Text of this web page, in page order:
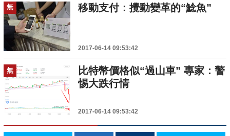
無 移動支付：攪動變革的“鯰魚”
2017-06-14 09:53:42
無
比特幣價格似“過山車” 專家：警
惕大跌行情
2017-06-14 09:53:42